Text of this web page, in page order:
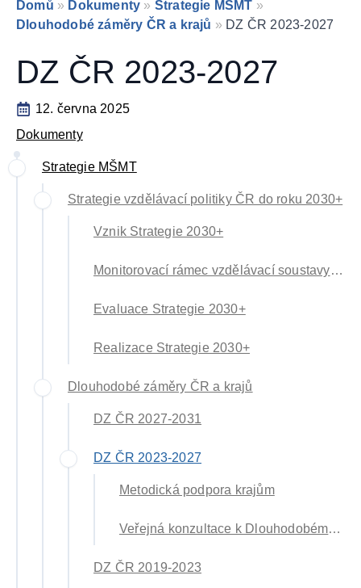
Domů » Dokumenty » Strategie MŠMT »
Dlouhodobé záměry ČR a krajů » DZ ČR 2023-2027
DZ ČR 2023-2027
12. června 2025
Dokumenty
Strategie MŠMT
Strategie vzdělávací politiky ČR do roku 2030+
Vznik Strategie 2030+
Monitorovací rámec vzdělávací soustavy ČR a Soubor indikátorů S2030+
Evaluace Strategie 2030+
Realizace Strategie 2030+
Dlouhodobé záměry ČR a krajů
DZ ČR 2027-2031
DZ ČR 2023-2027
Metodická podpora krajům
Veřejná konzultace k Dlouhodobému záměru vzdělávání ČR 2023-2027 otevřena
DZ ČR 2019-2023